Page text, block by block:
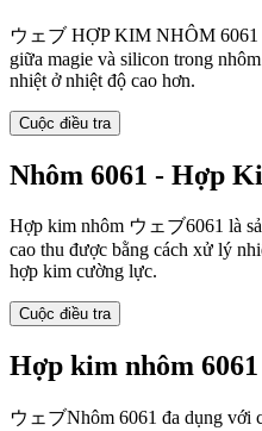
ウェブ HỢP KIM NHÔM
giữa magie và silicon trong
nhiệt ở nhiệt độ cao hơn.
Cuộc điều tra
Nhôm 6061 - Hợp
Hợp kim nhôm ウェブ6061 là
cao thu được bằng cách xử lý
hợp kim cường lực.
Cuộc điều tra
Hợp kim nhôm 6061 |
ウェブNhôm 6061 đa dụng với